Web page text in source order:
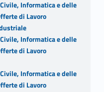
Informatica e delle
di Lavoro
Informatica e delle
di Lavoro
Informatica e delle
di Lavoro